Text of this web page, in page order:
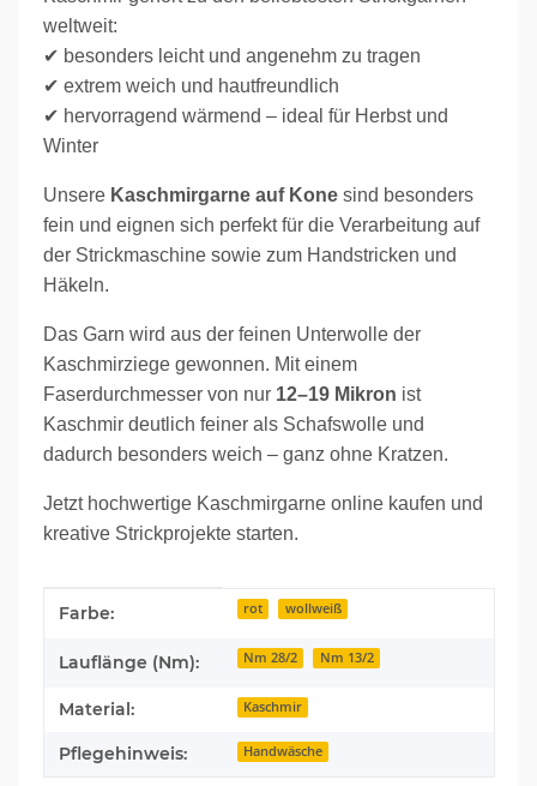
weltweit:
✔ besonders leicht und angenehm zu tragen
✔ extrem weich und hautfreundlich
✔ hervorragend wärmend – ideal für Herbst und
Winter
Unsere Kaschmirgarne auf Kone sind besonders
fein und eignen sich perfekt für die Verarbeitung auf
der Strickmaschine sowie zum Handstricken und
Häkeln.
Das Garn wird aus der feinen Unterwolle der
Kaschmirziege gewonnen. Mit einem
Faserdurchmesser von nur 12–19 Mikron ist
Kaschmir deutlich feiner als Schafswolle und
dadurch besonders weich – ganz ohne Kratzen.
Jetzt hochwertige Kaschmirgarne online kaufen und
kreative Strickprojekte starten.
Produkteigenschaft
Wert
Farbe: rot wollweiß
Lauflänge (Nm): Nm 28/2 Nm 13/2
Material: Kaschmir
Pflegehinweis: Handwäsche